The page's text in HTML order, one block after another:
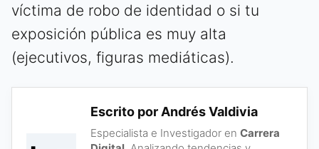
víctima de robo de identidad o si tu
exposición pública es muy alta
(ejecutivos, figuras mediáticas).
Escrito por Andrés Valdivia
Especialista e Investigador en Carrera